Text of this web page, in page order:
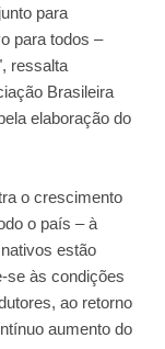
para
para todos –
ressalta
Brasileira
elaboração do
o crescimento
o país – à
estão
se às condições
ao retorno
aumento do